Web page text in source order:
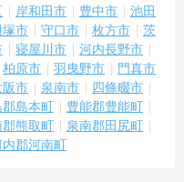
岸和田市 豊中市
池田
塚市 守口市 枚方市
茨
寝屋川市
河内長野市
柏原市 羽曳野市
門真市
阪市 泉南市
四條畷市
郡島本町
豊能郡豊能町
郡熊取町
泉南郡田尻町
内郡河南町